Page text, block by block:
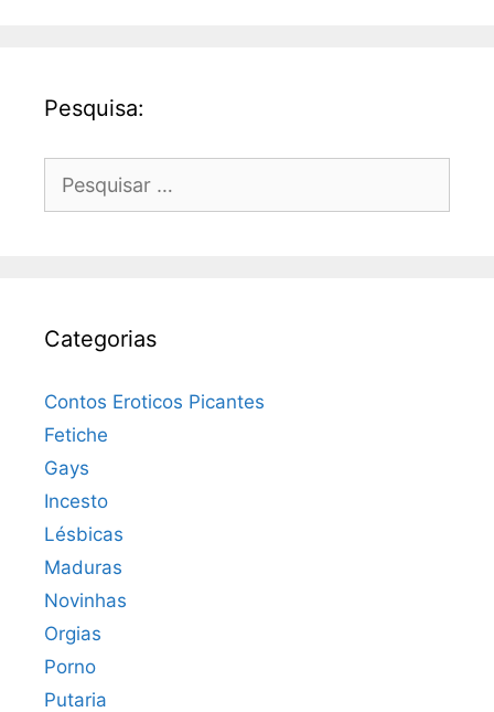
Pesquisa:
por:
Categorias
Contos Eroticos Picantes
Fetiche
Gays
Incesto
Lésbicas
Maduras
Novinhas
Orgias
Porno
Putaria